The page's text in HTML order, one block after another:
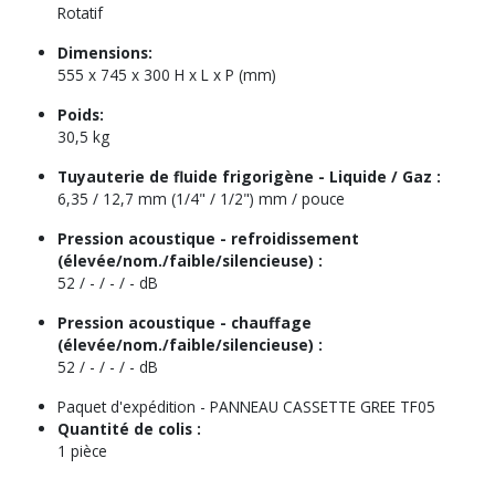
Rotatif
Dimensions:
555 x 745 x 300 H x L x P (mm)
Poids:
30,5 kg
Tuyauterie de fluide frigorigène - Liquide / Gaz :
6,35 / 12,7 mm (1/4" / 1/2") mm / pouce
Pression acoustique - refroidissement
(élevée/nom./faible/silencieuse) :
52 / - / - / - dB
Pression acoustique - chauffage
(élevée/nom./faible/silencieuse) :
52 / - / - / - dB
Paquet d'expédition - PANNEAU CASSETTE GREE TF05
Quantité de colis :
1 pièce